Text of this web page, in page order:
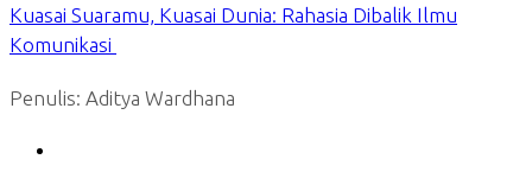
Kuasai Suaramu, Kuasai Dunia: Rahasia Dibalik Ilmu
Komunikasi
Penulis: Aditya Wardhana